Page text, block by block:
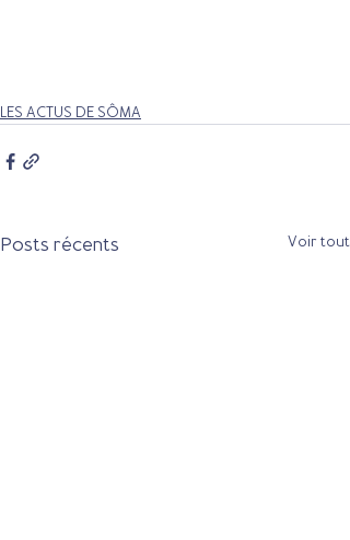
LES ACTUS DE SÔMA
Posts récents Voir tout